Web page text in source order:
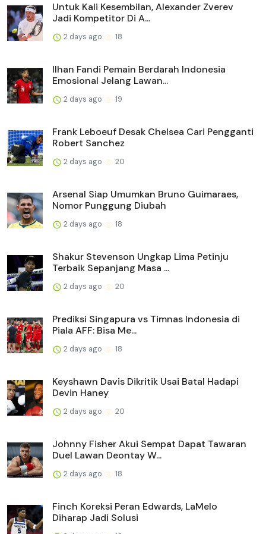
Untuk Kali Kesembilan, Alexander Zverev
Jadi Kompetitor Di A...
2 days ago 18
Ilhan Fandi Pemain Berdarah Indonesia
Emosional Jelang Lawan...
2 days ago 19
Frank Leboeuf Desak Chelsea Cari Pengganti
Robert Sanchez
2 days ago 20
Arsenal Siap Umumkan Bruno Guimaraes,
Nomor Punggung Diubah
2 days ago 18
Shakur Stevenson Ungkap Lima Petinju
Terbaik Sepanjang Masa ...
2 days ago 20
Prediksi Singapura vs Timnas Indonesia di
Piala AFF: Bisa Me...
2 days ago 18
Keyshawn Davis Dikritik Usai Batal Hadapi
Devin Haney
2 days ago 20
Johnny Fisher Akui Sempat Dapat Tawaran
Duel Lawan Deontay W...
2 days ago 18
Finch Koreksi Peran Edwards, LaMelo
Diharap Jadi Solusi